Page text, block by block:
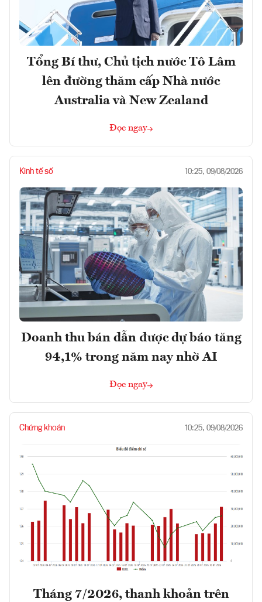
Tổng Bí thư, Chủ tịch nước Tô Lâm
lên đường thăm cấp Nhà nước
Australia và New Zealand
Đọc ngay
Kinh tế số 10:25, 09/08/2026
Doanh thu bán dẫn được dự báo tăng
94,1% trong năm nay nhờ AI
Đọc ngay
Chứng khoán 10:25, 09/08/2026
Tháng 7/2026, thanh khoản trên